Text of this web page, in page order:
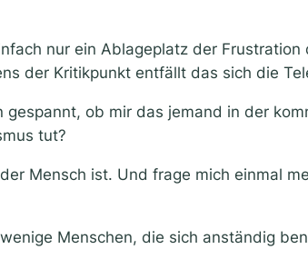
nur ein Ablageplatz der
der Kritikpunkt entfällt das sich die
gespannt, ob mir das jemand in der
tut?
Mensch ist. Und frage mich einmal
Menschen, die sich anständig